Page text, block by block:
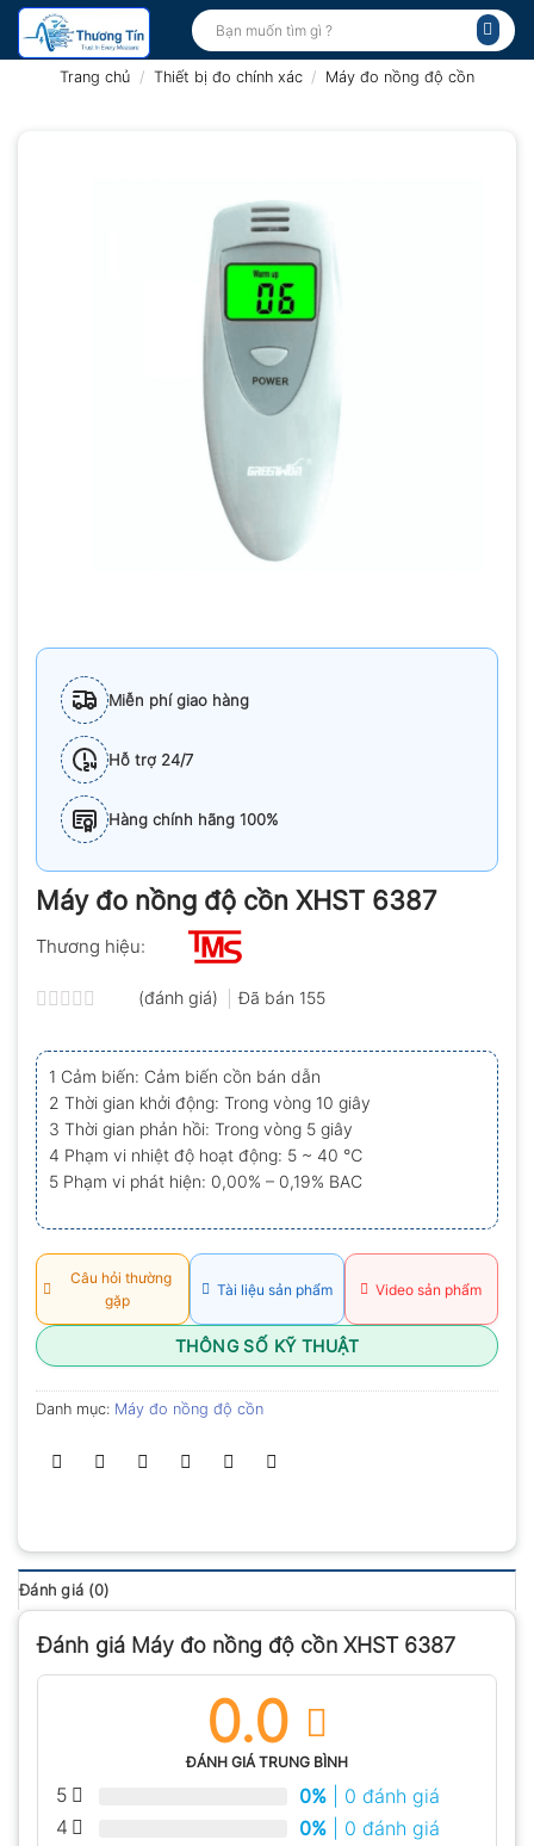
Bỏ
qua
Tìm
kiếm:
Trang chủ / Thiết bị đo chính xác / Máy đo nồng độ cồn
Miễn phí giao hàng
Hỗ trợ 24/7
Hàng chính hãng 100%
Máy đo nồng độ cồn XHST 6387
Thương hiệu:
xếp
hạng
0.0
5
sao
(đánh giá) Đã bán 155
1 Cảm biến: Cảm biến cồn bán dẫn
2 Thời gian khởi động: Trong vòng 10 giây
3 Thời gian phản hồi: Trong vòng 5 giây
4 Phạm vi nhiệt độ hoạt động: 5 ~ 40 ℃
5 Phạm vi phát hiện: 0,00% – 0,19% BAC
Câu hỏi thường
gặp
Tài liệu sản phẩm Video sản phẩm
THÔNG SỐ KỸ THUẬT
Danh mục: Máy đo nồng độ cồn
Đánh giá (0)
Đánh giá Máy đo nồng độ cồn XHST 6387
0.0
ĐÁNH GIÁ TRUNG BÌNH
5 0% | 0 đánh giá
4
0% | 0 đánh giá